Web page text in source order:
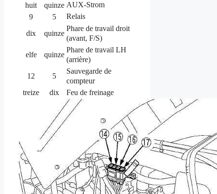
huit
quinze AUX-Strom
9
5 Relais
dix quinze
Phare de travail droit
(avant, F/S)
elfe quinze
Phare de travail LH
(arrière)
12 5
Sauvegarde de
compteur
treize
dix Feu de freinage